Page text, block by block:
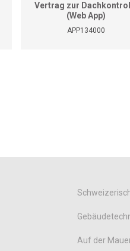
Vertrag zur
(Web App)
APP134000
Auf der